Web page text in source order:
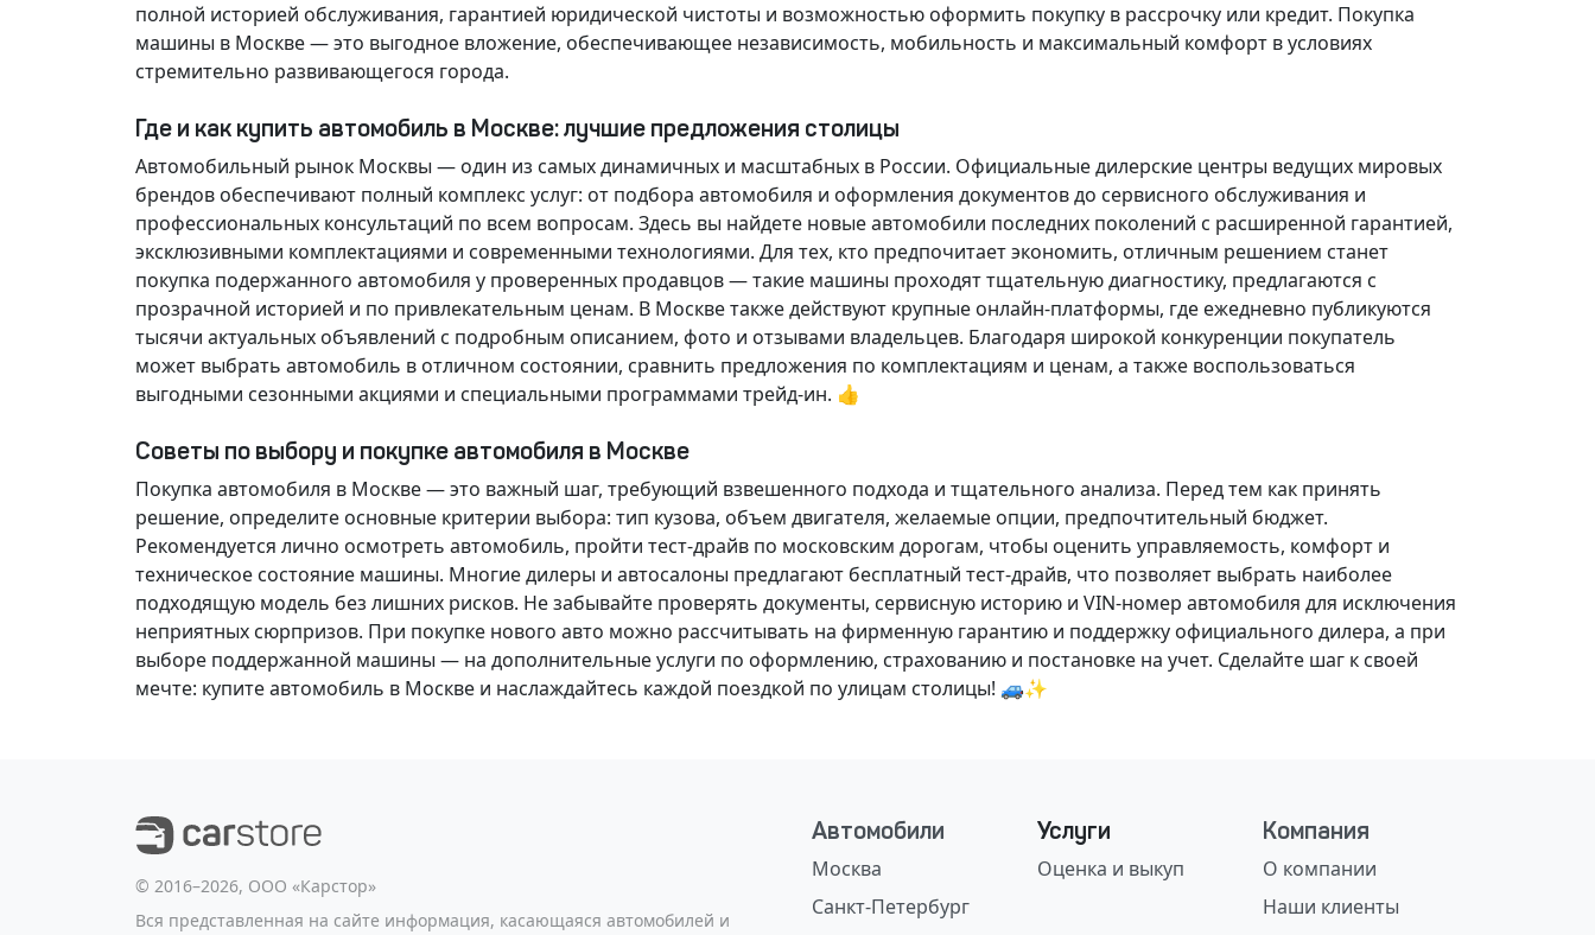
полной историей обслуживания, гарантией юридической чистоты и возможностью оформить покупку в рассрочку или кредит. Покупка
машины в Москве — это выгодное вложение, обеспечивающее независимость, мобильность и максимальный комфорт в условиях
стремительно развивающегося города.
Где и как купить автомобиль в Москве: лучшие предложения столицы
Автомобильный рынок Москвы — один из самых динамичных и масштабных в России. Официальные дилерские центры ведущих мировых
брендов обеспечивают полный комплекс услуг: от подбора автомобиля и оформления документов до сервисного обслуживания и
профессиональных консультаций по всем вопросам. Здесь вы найдете новые автомобили последних поколений с расширенной гарантией,
эксклюзивными комплектациями и современными технологиями. Для тех, кто предпочитает экономить, отличным решением станет
покупка подержанного автомобиля у проверенных продавцов — такие машины проходят тщательную диагностику, предлагаются с
прозрачной историей и по привлекательным ценам. В Москве также действуют крупные онлайн-платформы, где ежедневно публикуются
тысячи актуальных объявлений с подробным описанием, фото и отзывами владельцев. Благодаря широкой конкуренции покупатель
может выбрать автомобиль в отличном состоянии, сравнить предложения по комплектациям и ценам, а также воспользоваться
выгодными сезонными акциями и специальными программами трейд-ин. 👍
Советы по выбору и покупке автомобиля в Москве
Покупка автомобиля в Москве — это важный шаг, требующий взвешенного подхода и тщательного анализа. Перед тем как принять
решение, определите основные критерии выбора: тип кузова, объем двигателя, желаемые опции, предпочтительный бюджет.
Рекомендуется лично осмотреть автомобиль, пройти тест-драйв по московским дорогам, чтобы оценить управляемость, комфорт и
техническое состояние машины. Многие дилеры и автосалоны предлагают бесплатный тест-драйв, что позволяет выбрать наиболее
подходящую модель без лишних рисков. Не забывайте проверять документы, сервисную историю и VIN-номер автомобиля для исключения
неприятных сюрпризов. При покупке нового авто можно рассчитывать на фирменную гарантию и поддержку официального дилера, а при
выборе поддержанной машины — на дополнительные услуги по оформлению, страхованию и постановке на учет. Сделайте шаг к своей
мечте: купите автомобиль в Москве и наслаждайтесь каждой поездкой по улицам столицы! 🚙✨
©️ 2016–2026, ООО «Карстор»
Вся представленная на сайте информация, касающаяся автомобилей и
Автомобили
Москва
Санкт-Петербург
Услуги
Оценка и выкуп
Компания
О компании
Наши клиенты